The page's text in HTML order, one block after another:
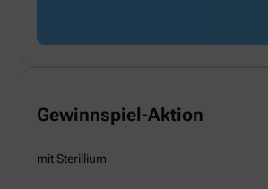
Gewinnspiel-Aktion
mit Sterillium